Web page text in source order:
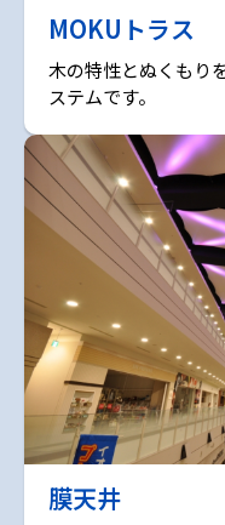
MOKUトラス
木の特性とぬくもり
ステムです。
膜天井